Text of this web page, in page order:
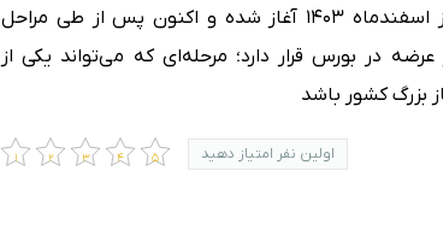
بر اساس اعلام رسمی، فرآیند واگذاری این بلوک از اسفندماه ۱۴۰۳ آغاز شده و اکنون پس از طی مراحل
در بورس قرار دارد؛ مرحله‌ای که می‌تواند یکی از
بزرگ کشور باشد
اولین نفر امتیاز دهید